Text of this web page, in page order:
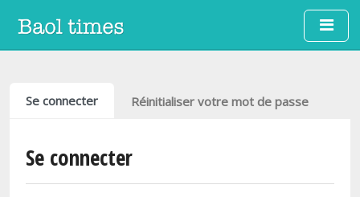
Aller au contenu principal
Onglets principaux
Se connecter Réinitialiser votre mot de passe
Se connecter